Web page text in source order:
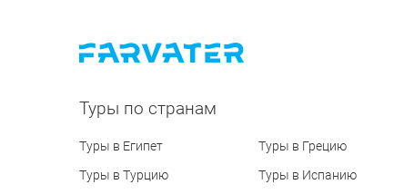
Туры по странам
Туры в Египет
Туры в Турцию
Туры в Грецию
Туры в Испанию